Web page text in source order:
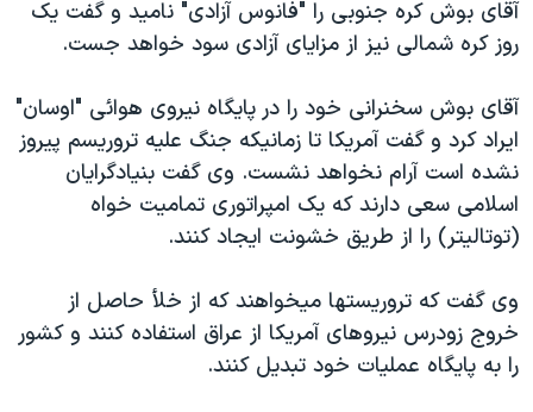
قانون شفافیت دارائی کادر رهبری ایران
اسرائیل در جنگ
نرگس محمدی برنده جایزه نوبل صلح
همایش محافظه‌کاران آمریکا «سی‌پک»
سفر پرزیدنت ترامپ به چین
آقای بوش کره جنوبی را "فانوس آزادی" ناميد و گفت يک
روز کره شمالی نيز از مزايای آزادی سود خواهد جست.
آقای بوش سخنرانی خود را در پايگاه نيروی هوائی "اوسان"
ايراد کرد و گفت آمريکا تا زمانيکه جنگ عليه تروريسم پيروز
نشده است آرام نخواهد نشست. وی گفت بنيادگرايان
اسلامی سعی دارند که يک امپراتوری تماميت خواه
(توتاليتر) را از طريق خشونت ايجاد کنند.
وی گفت که تروريستها ميخواهند که از خلأ حاصل از
خروج زودرس نيروهای آمريکا از عراق استفاده کنند و کشور
را به پايگاه عمليات خود تبديل کنند.